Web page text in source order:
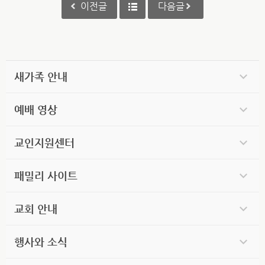
이전글 다음글
새가족 안내
예배 영상
교인지원센터
패밀리 사이트
교회 안내
행사와 소식